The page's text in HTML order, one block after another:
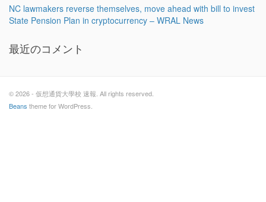
NC lawmakers reverse themselves, move ahead with bill to invest
State Pension Plan in cryptocurrency – WRAL News
最近のコメント
© 2026 - 仮想通貨大學校 速報. All rights reserved.
Beans theme for WordPress.